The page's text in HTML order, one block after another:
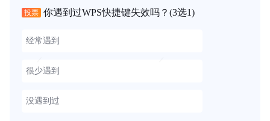
够恢复正常一小段时间，使用后又会出现类似情况，一直这样!!!...
投票 你遇到过WPS快捷键失效吗？ (3选1)
经常遇到
很少遇到
没遇到过